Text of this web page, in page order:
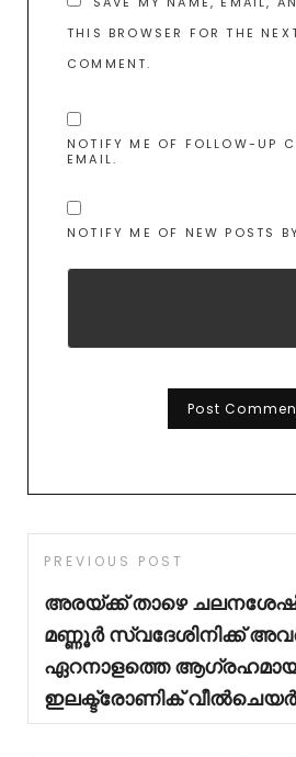
THIS BROWSER FOR THE
COMMENT.
NOTIFY ME OF FOLLOW-UP
EMAIL.
NOTIFY ME OF NEW POSTS
PREVIOUS POST
അരയ്ക്ക് താഴെ ചലനശേഷി
മണ്ണൂർ സ്വദേശിനിക്ക്
ഏറനാളത്തെ
ഇലക്ട്രോണിക് വീൽചെയർ